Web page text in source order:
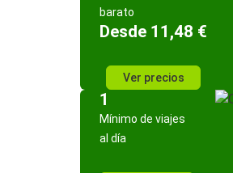
barato
Desde 11,48 €
Ver precios
1
Mínimo de viajes
al día